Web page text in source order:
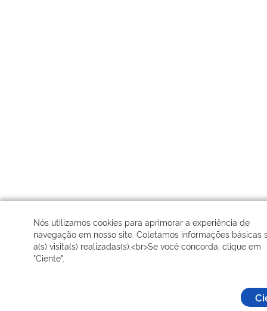
Nós utilizamos cookies para aprimorar a experiência de
navegação em nosso site. Coletamos informações básicas
a(s) visita(s) realizadas(s).<br>Se você concorda, clique em
"Ciente".